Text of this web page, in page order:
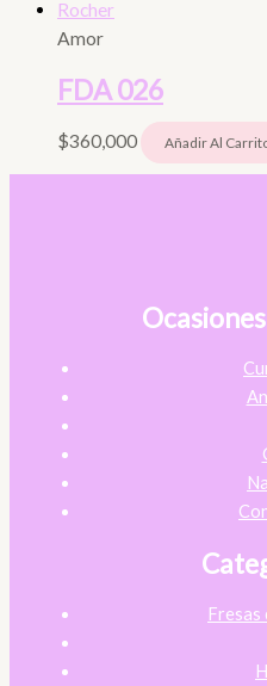
Amor
FDA 026
$360,000 Añadir Al
Fresas